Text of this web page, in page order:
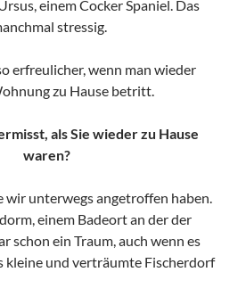
einem Cocker Spaniel. Das
stressig.
erfreulicher, wenn man wieder
zu Hause betritt.
als Sie wieder zu Hause
waren?
wir unterwegs angetroffen haben.
einem Badeort an der der
schon ein Traum, auch wenn es
kleine und verträumte Fischerdorf